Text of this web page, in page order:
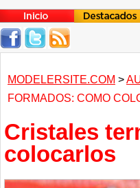
MODELERSITE.COM >
FORMADOS: COMO
Cristales
colocarlos